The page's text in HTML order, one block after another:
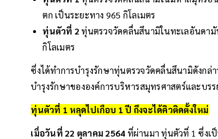
ตก เป็นระยะทาง 965 กิโลเมตร
ทุ่นตัวที่ 2 ทุ่นตรวจวัดคลื่นสึนามิในทะเลอันดา
กิโลเมตร
ซึ่งได้ทำการบำรุงรักษาทุ่นตรวจวัดคลื่นสึนามิดังกล่
บำรุงรักษาขององค์การบริหารสมุทรศาสตร์และบร
ทุ่นตัวที่ 1 หลุดไปเกือบ 1 ปี ถึงจะได้คิวติดตั้งใหม่
เมื่อวันที่ 22 ตุลาคม 2564 ที่ผ่านมา ทุ่นตัวที่ 1 ซึ่งเ